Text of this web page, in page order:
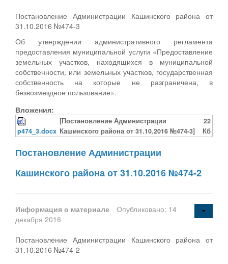
Постановление Администрации Кашинского района от
31.10.2016 №474-3
Об утверждении административного регламента
предоставления муниципальной услуги «Предоставление
земельных участков, находящихся в муниципальной
собственности, или земельных участков, государственная
собственность на которые не разграничена, в
безвозмездное пользование».
Вложения:
p474_3.docx
[Постановление Администрации
Кашинского района от 31.10.2016 №474-3]
22
Кб
Постановление Администрации
Кашинского района от 31.10.2016 №474-2
Информация о материале
Опубликовано: 14
декабря 2016
Постановление Администрации Кашинского района от
31.10.2016 №474-2